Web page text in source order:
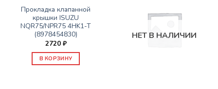
Прокладка клапанной
крышки ISUZU
NQR75/NPR75 4HK1-T
(8978454830)
2720 ₽
В КОРЗИНУ
НЕТ В НАЛИЧИИ